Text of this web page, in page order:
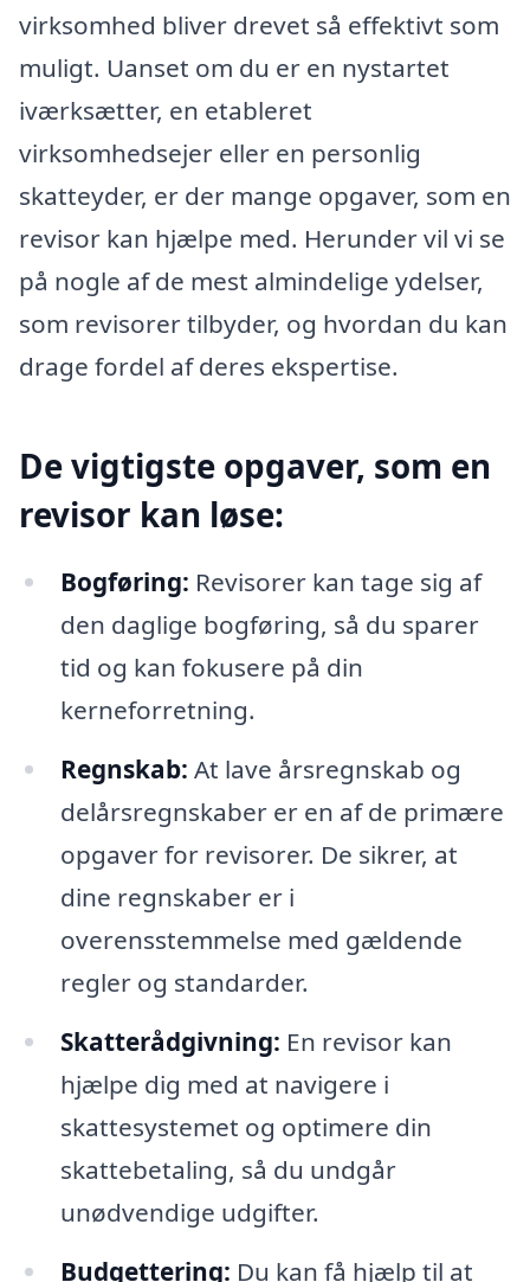
virksomhed bliver drevet så effektivt som
muligt. Uanset om du er en nystartet
iværksætter, en etableret
virksomhedsejer eller en personlig
skatteyder, er der mange opgaver, som en
revisor kan hjælpe med. Herunder vil vi se
på nogle af de mest almindelige ydelser,
som revisorer tilbyder, og hvordan du kan
drage fordel af deres ekspertise.
De vigtigste opgaver, som en
revisor kan løse:
Bogføring: Revisorer kan tage sig af
den daglige bogføring, så du sparer
tid og kan fokusere på din
kerneforretning.
Regnskab: At lave årsregnskab og
delårsregnskaber er en af de primære
opgaver for revisorer. De sikrer, at
dine regnskaber er i
overensstemmelse med gældende
regler og standarder.
Skatterådgivning: En revisor kan
hjælpe dig med at navigere i
skattesystemet og optimere din
skattebetaling, så du undgår
unødvendige udgifter.
Budgettering: Du kan få hjælp til at